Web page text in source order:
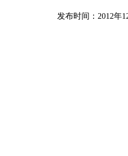
发布时间：2012年